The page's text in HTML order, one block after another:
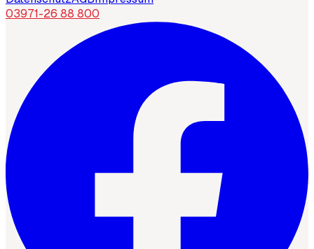
03971-26 88 800